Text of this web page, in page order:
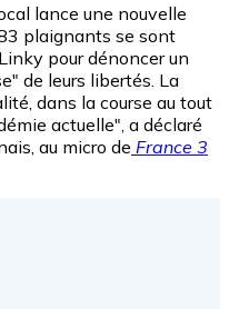
lance une nouvelle
plaignants se sont
pour dénoncer un
de leurs libertés. La
dans la course au tout
actuelle", a déclaré
au micro de France 3